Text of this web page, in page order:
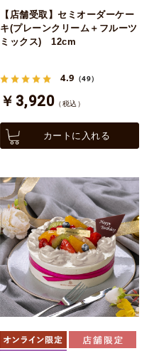
【店舗受取】セミオーダーケー
キ(プレーンクリーム＋フルーツ
ミックス) 12cm
4.9 （49）
￥3,920 （税込）
カートに入れる